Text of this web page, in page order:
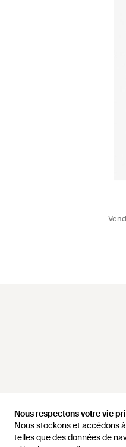
Nous respectons votre vie
Nous stockons et accédons
telles que des données de